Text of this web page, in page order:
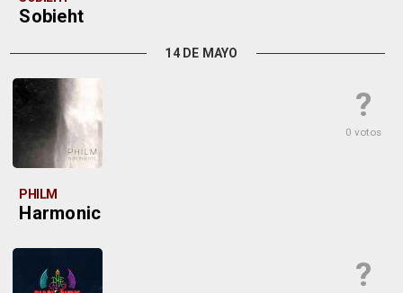
Sobieht
14 DE MAYO
?
0 votos
PHILM
Harmonic
?